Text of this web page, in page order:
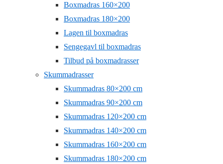
Boxmadras 160×200
Boxmadras 180×200
Lagen til boxmadras
Sengegavl til boxmadras
Tilbud på boxmadrasser
Skummadrasser
Skummadras 80×200 cm
Skummadras 90×200 cm
Skummadras 120×200 cm
Skummadras 140×200 cm
Skummadras 160×200 cm
Skummadras 180×200 cm